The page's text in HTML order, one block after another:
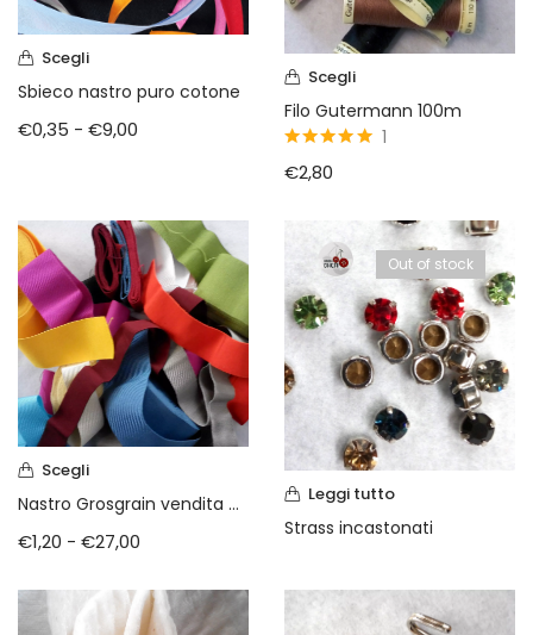
Scegli
Sbieco nastro puro cotone
€0,35 - €9,00
Scegli
Filo Gutermann 100m
1
€2,80
Scegli
Nastro Grosgrain vendita a metraggio
€1,20 - €27,00
Out of stock
Leggi tutto
Strass incastonati